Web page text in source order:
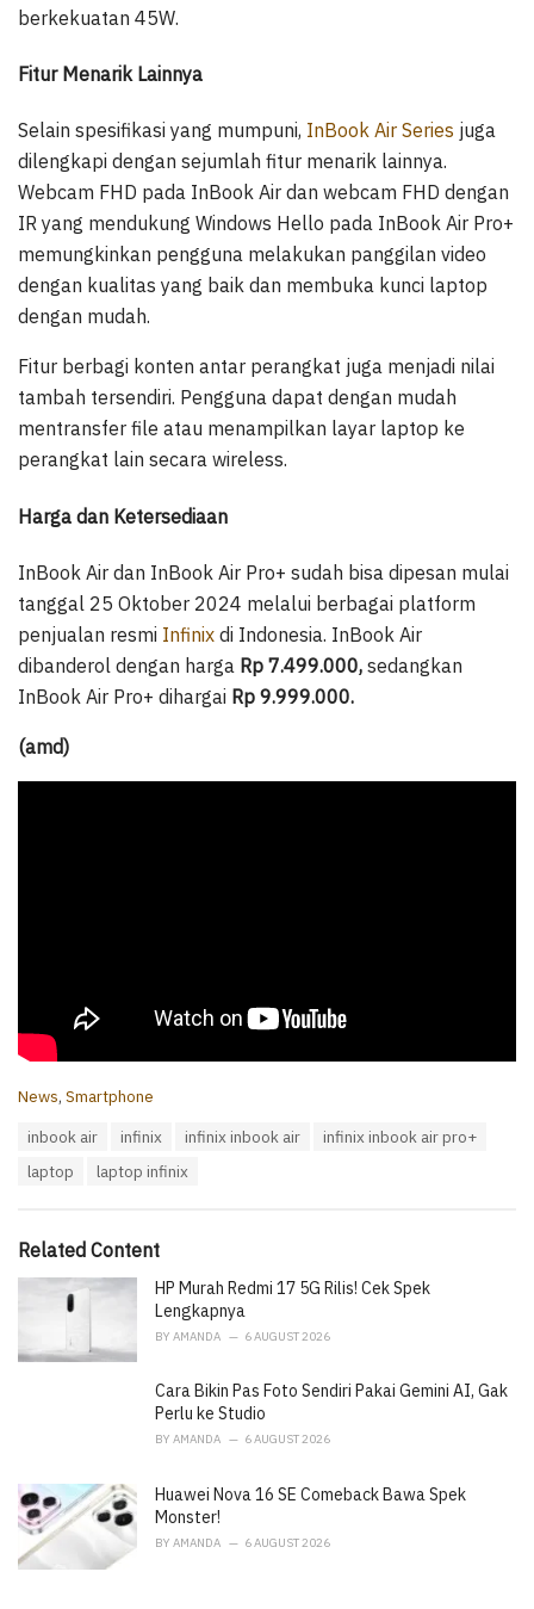
berkekuatan 45W.
Fitur Menarik Lainnya
Selain spesifikasi yang mumpuni, InBook Air Series juga
dilengkapi dengan sejumlah fitur menarik lainnya.
Webcam FHD pada InBook Air dan webcam FHD dengan
IR yang mendukung Windows Hello pada InBook Air Pro+
memungkinkan pengguna melakukan panggilan video
dengan kualitas yang baik dan membuka kunci laptop
dengan mudah.
Fitur berbagi konten antar perangkat juga menjadi nilai
tambah tersendiri. Pengguna dapat dengan mudah
mentransfer file atau menampilkan layar laptop ke
perangkat lain secara wireless.
Harga dan Ketersediaan
InBook Air dan InBook Air Pro+ sudah bisa dipesan mulai
tanggal 25 Oktober 2024 melalui berbagai platform
penjualan resmi Infinix di Indonesia. InBook Air
dibanderol dengan harga Rp 7.499.000, sedangkan
InBook Air Pro+ dihargai Rp 9.999.000.
(amd)
C
i
News, Smartphone
inbook air infinix infinix inbook air
infinix inbook air pro+
laptop
laptop infinix
Related Content
HP Murah Redmi 17 5G Rilis! Cek Spek
Lengkapnya
BY AMANDA 6 AUGUST 2026
Cara Bikin Pas Foto Sendiri Pakai Gemini AI, Gak
Perlu ke Studio
BY AMANDA 6 AUGUST 2026
Huawei Nova 16 SE Comeback Bawa Spek
Monster!
BY AMANDA 6 AUGUST 2026